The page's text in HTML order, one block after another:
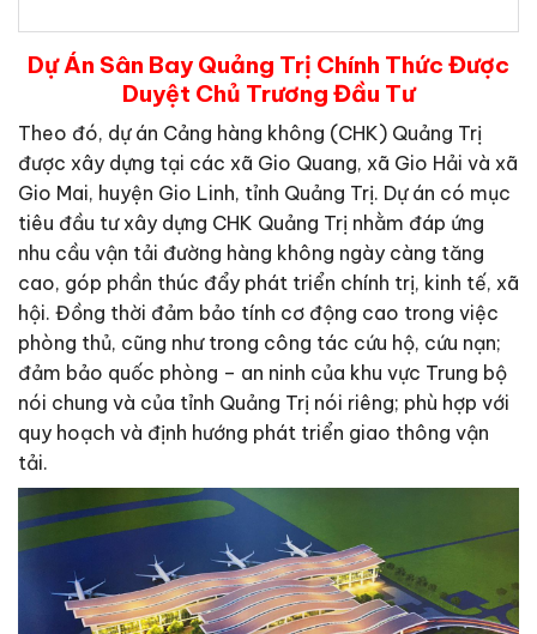
Dự Án Sân Bay Quảng Trị Chính Thức Được
Duyệt Chủ Trương Đầu Tư
Theo đó, dự án Cảng hàng không (CHK) Quảng Trị
được xây dựng tại các xã Gio Quang, xã Gio Hải và xã
Gio Mai, huyện Gio Linh, tỉnh Quảng Trị. Dự án có mục
tiêu đầu tư xây dựng CHK Quảng Trị nhằm đáp ứng
nhu cầu vận tải đường hàng không ngày càng tăng
cao, góp phần thúc đẩy phát triển chính trị, kinh tế, xã
hội. Đồng thời đảm bảo tính cơ động cao trong việc
phòng thủ, cũng như trong công tác cứu hộ, cứu nạn;
đảm bảo quốc phòng – an ninh của khu vực Trung bộ
nói chung và của tỉnh Quảng Trị nói riêng; phù hợp với
quy hoạch và định hướng phát triển giao thông vận
tải.